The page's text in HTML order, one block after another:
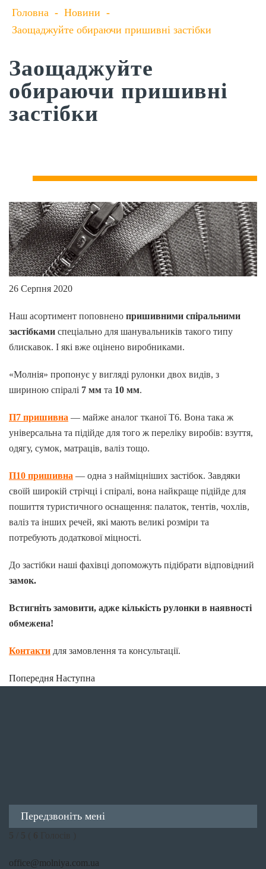
Головна - Новини -
Заощаджуйте обираючи пришивні застібки
Заощаджуйте
обираючи пришивні
застібки
26 Серпня 2020
Наш асортимент поповнено пришивними спіральними
застібками спеціально для шанувальників такого типу
блискавок. І які вже оцінено виробниками.
«Молнія» пропонує у вигляді рулонки двох видів, з
шириною спіралі 7 мм та 10 мм.
П7 пришивна — майже аналог тканої Т6. Вона така ж
універсальна та підійде для того ж переліку виробів: взуття,
одягу, сумок, матраців, валіз тощо.
П10 пришивна — одна з найміцніших застібок. Завдяки
своїй широкій стрічці і спіралі, вона найкраще підійде для
пошиття туристичного оснащення: палаток, тентів, чохлів,
валіз та інших речей, які мають великі розміри та
потребують додаткової міцності.
До застібки наші фахівці допоможуть підібрати відповідний
замок.
Встигніть замовити, адже кількість рулонки в наявності
обмежена!
Контакти для замовлення та консультації.
Попередня Наступна
Передзвоніть мені
office@molniya.com.ua